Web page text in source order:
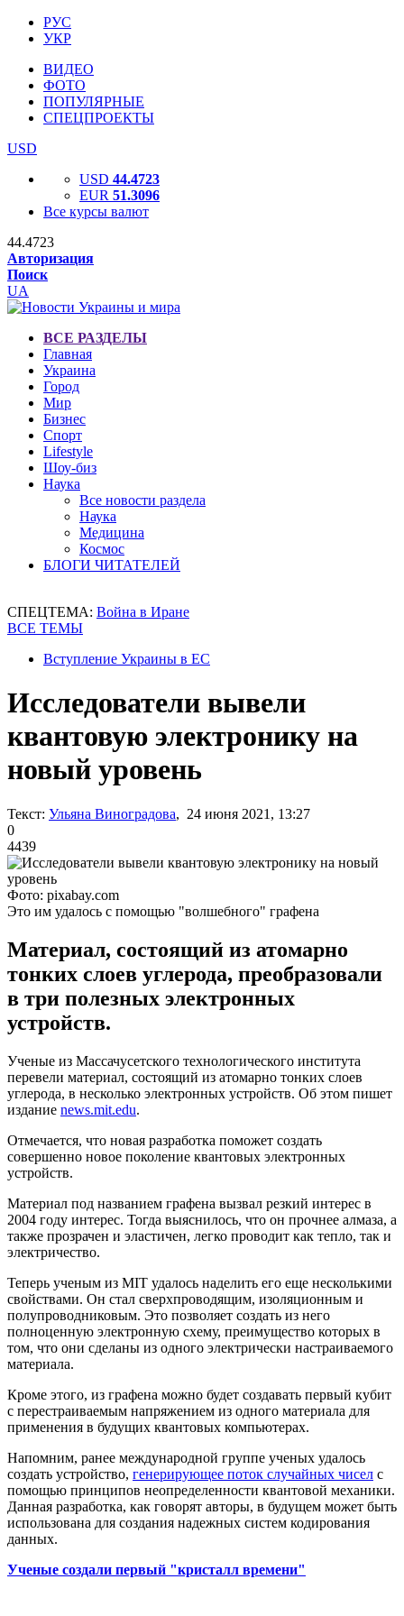
РУС
УКР
ВИДЕО
ФОТО
ПОПУЛЯРНЫЕ
СПЕЦПРОЕКТЫ
USD
USD 44.4723
EUR 51.3096
Все курсы валют
44.4723
Авторизация
Поиск
UA
ВСЕ РАЗДЕЛЫ
Главная
Украина
Город
Мир
Бизнес
Спорт
Lifestyle
Шоу-биз
Наука
Все новости раздела
Наука
Медицина
Космос
БЛОГИ ЧИТАТЕЛЕЙ
СПЕЦТЕМА: Война в Иране
ВСЕ ТЕМЫ
Вступление Украины в ЕС
Исследователи вывели
квантовую электронику на
новый уровень
Текст: Ульяна Виноградова, 24 июня 2021, 13:27
0
4439
Фото: pixabay.com
Это им удалось с помощью "волшебного" графена
Материал, состоящий из атомарно
тонких слоев углерода, преобразовали
в три полезных электронных
устройств.
Ученые из Массачусетского технологического института
перевели материал, состоящий из атомарно тонких слоев
углерода, в несколько электронных устройств. Об этом пишет
издание news.mit.edu.
Отмечается, что новая разработка поможет создать
совершенно новое поколение квантовых электронных
устройств.
Материал под названием графена вызвал резкий интерес в
2004 году интерес. Тогда выяснилось, что он прочнее алмаза, а
также прозрачен и эластичен, легко проводит как тепло, так и
электричество.
Теперь ученым из MIT удалось наделить его еще несколькими
свойствами. Он стал сверхпроводящим, изоляционным и
полупроводниковым. Это позволяет создать из него
полноценную электронную схему, преимущество которых в
том, что они сделаны из одного электрически настраиваемого
материала.
Кроме этого, из графена можно будет создавать первый кубит
с перестраиваемым напряжением из одного материала для
применения в будущих квантовых компьютерах.
Напомним, ранее международной группе ученых удалось
создать устройство, генерирующее поток случайных чисел с
помощью принципов неопределенности квантовой механики.
Данная разработка, как говорят авторы, в будущем может быть
использована для создания надежных систем кодирования
данных.
Ученые создали первый "кристалл времени"